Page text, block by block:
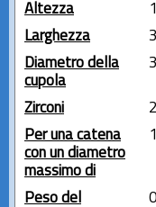
Altezza
Larghezza
Diametro della
cupola
Zirconi
2
Per una catena
con un diametro
massimo di
Peso del